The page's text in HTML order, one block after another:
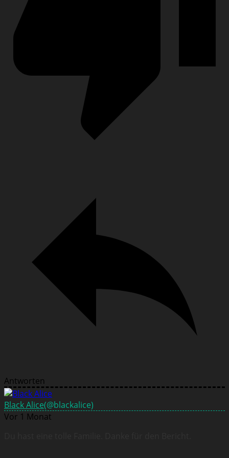
Antworten
Black Alice(@blackalice)
Vor 1 Monat